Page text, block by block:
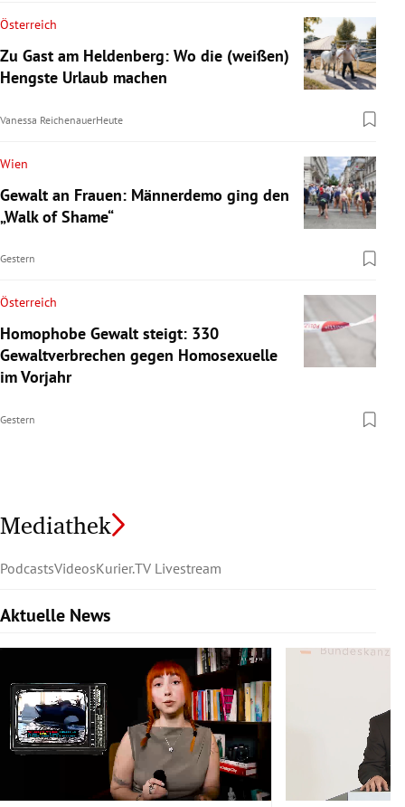
Österreich
Zu Gast am Heldenberg: Wo die (weißen)
Hengste Urlaub machen
Vanessa ReichenauerHeute
Wien
Gewalt an Frauen: Männerdemo ging den
„Walk of Shame“
Gestern
Österreich
Homophobe Gewalt steigt: 330
Gewaltverbrechen gegen Homosexuelle
im Vorjahr
Gestern
Mediathek
PodcastsVideosKurier.TV Livestream
Aktuelle News
Slide 1 von 6